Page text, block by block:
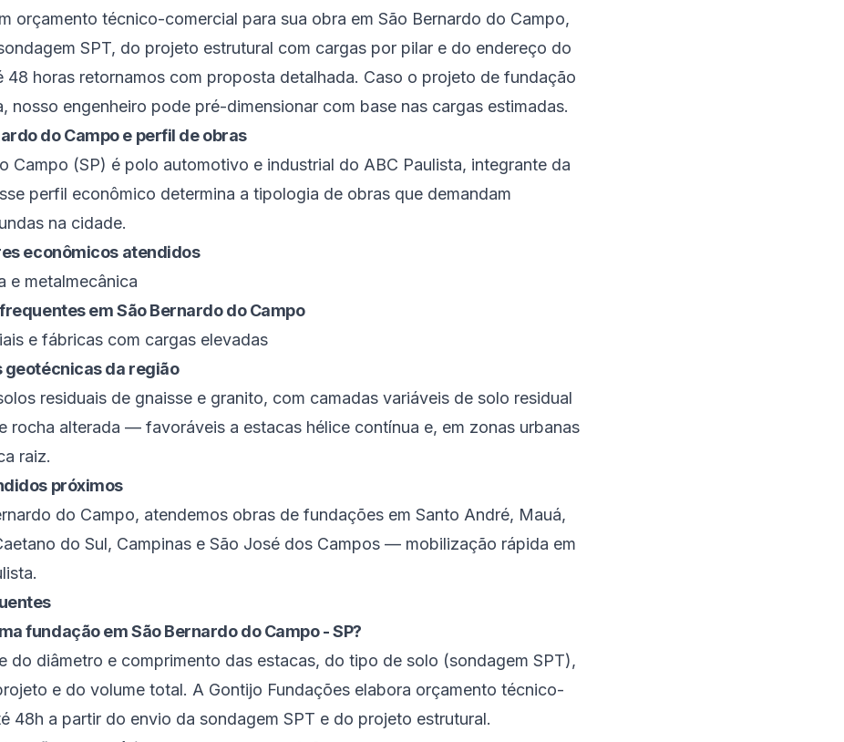
orçamento técnico-comercial para sua obra em São Bernardo do Campo,
SPT, do projeto estrutural com cargas por pilar e do endereço do
48 horas retornamos com proposta detalhada. Caso o projeto de fundação
nosso engenheiro pode pré-dimensionar com base nas cargas estimadas.
do Campoe perfil de obras
Campo (SP) é polo automotivo e industrial do ABC Paulista, integrante da
perfil econômico determina a tipologia de obras que demandam
na cidade.
econômicos atendidos
e metalmecânica
emSão Bernardo do Campo
e fábricas com cargas elevadas
da região
residuais de gnaisse e granito, com camadas variáveis de solo residual
rocha alterada — favoráveis a estacas hélice contínua e, em zonas urbanas
raiz.
próximos
do Campo, atendemos obras de fundações em Santo André, Mauá,
do Sul, Campinas e São José dos Campos — mobilização rápida em
.
fundação em São Bernardo do Campo - SP?
do diâmetro e comprimento das estacas, do tipo de solo (sondagem SPT),
e do volume total. A Gontijo Fundações elabora orçamento técnico-
48h a partir do envio da sondagem SPT e do projeto estrutural.